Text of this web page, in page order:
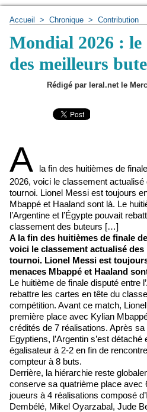
Accueil > Chronique > Contribution
Mondial 2026 : le
des meilleurs
Rédigé par leral.net le
A
la fin des huitièmes de
2026, voici le classement
tournoi. Lionel Messi est toujours
Mbappé et Haaland sont là. Le
l’Argentine et l’Égypte pouvait
classement des buteurs […]
A la fin des huitièmes de finale
voici le classement actualisé
tournoi. Lionel Messi est
menaces Mbappé et Haaland
Le huitième de finale disputé entre
rebattre les cartes en tête du
compétition. Avant ce match,
première place avec Kylian
crédités de 7 réalisations. Après
Egyptiens, l’Argentin s’est
égalisateur à 2-2 en fin de
compteur à 8 buts.
Derrière, la hiérarchie reste
conserve sa quatrième place avec
joueurs à 4 réalisations composé
Dembélé, Mikel Oyarzabal, Jude